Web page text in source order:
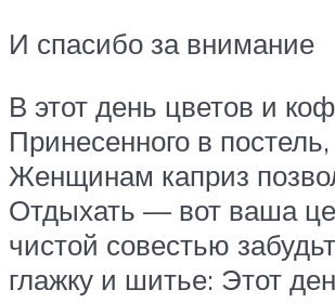
И спасибо за внимание
В этот день цветов и
Принесенного в постель,
Женщинам каприз
Отдыхать — вот ваша
чистой совестью
глажку и шитье: Этот